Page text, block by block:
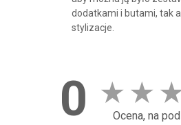
dodatkami i butami, tak
stylizacje.
0 ★ ★
Ocena, na